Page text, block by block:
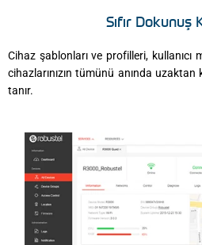
Sıfır Dokunuş
Cihaz şablonları ve profilleri, kullanıcı
cihazlarınızın tümünü anında
tanır.